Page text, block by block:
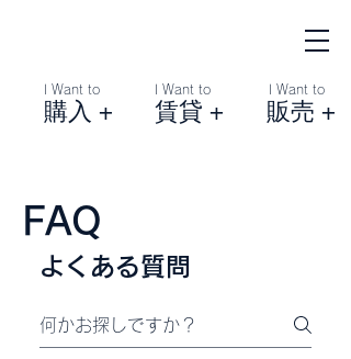
I Want to
購入 +
I Want to
賃貸 +
I Want to
販売 +
FAQ
よくある質問